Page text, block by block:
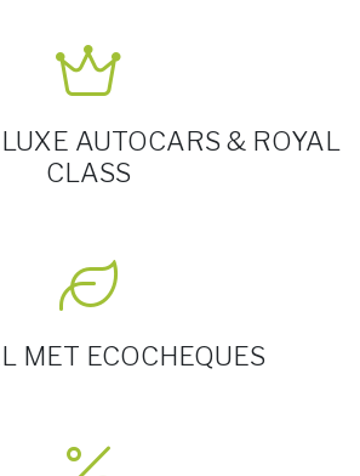
AUTOCARS & ROYAL
CLASS
MET ECOCHEQUES